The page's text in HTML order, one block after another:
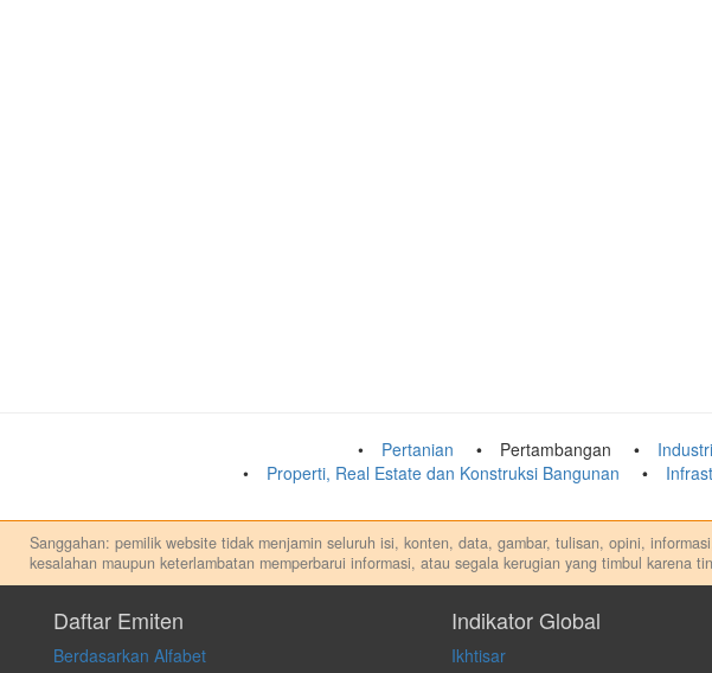
Pertanian Pertambangan
Properti, Real Estate dan Konstruksi Bangunan
Sanggahan: pemilik website tidak menjamin seluruh isi, konten, data, gambar, tulisan, opini,
kesalahan maupun keterlambatan memperbarui informasi, atau segala kerugian yang timbul karena
apapun, dan kami tidak bertanggung jawab atas keputusan investasi yang dilakukan dalam kondisi
Daftar Emiten
Berdasarkan Alfabet
Indikator Global
Ikhtisar